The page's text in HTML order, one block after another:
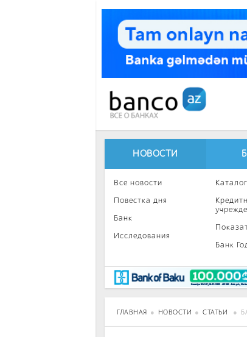
НОВОСТИ
Все новости
Повестка дня
Банк
Исследования
Инвестиции
BancoTV
Банк
ГЛАВНАЯ НОВОСТИ СТАТЬИ